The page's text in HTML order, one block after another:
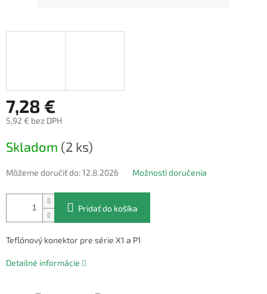
7,28 €
5,92 € bez DPH
cena:
Skladom (2 ks)
Môžeme doručiť do:12.8.2026 Možnosti doručenia
Pridať do košíka
Teflónový konektor pre série X1 a P1
Detailné informácie